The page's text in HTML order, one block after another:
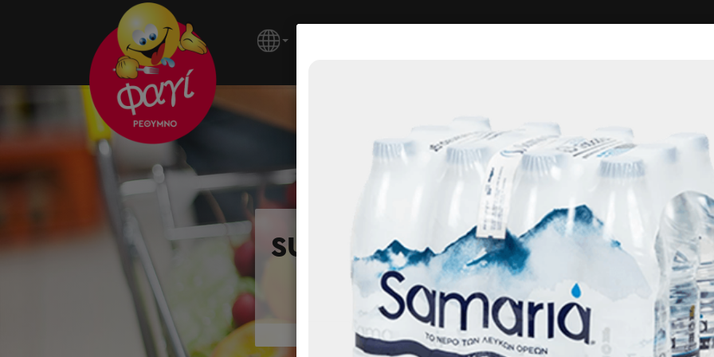
SUPERMARKET ΟΙΚΟΓΕΝΕΙΑΣ
Markets - Ψιλικά
10.00+
61'
Λεωφόρος Σταμαθιουδάκη 57, Ρέθυμνο